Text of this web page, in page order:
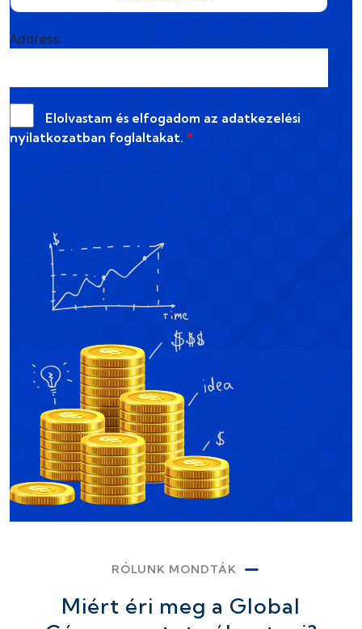
Address
Elolvastam és elfogadom az adatkezelési
nyilatkozatban foglaltakat. *
RÓLUNK MONDTÁK
Miért éri meg a Global